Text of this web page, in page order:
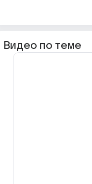
Видео по теме